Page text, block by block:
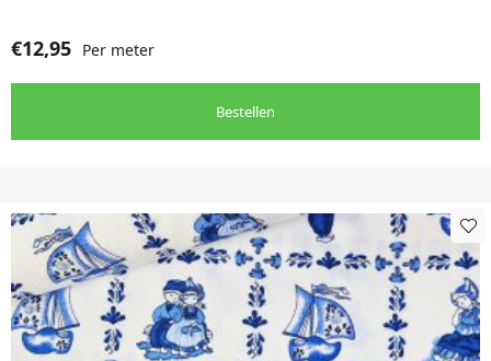
€12,95 Per meter
Bestellen